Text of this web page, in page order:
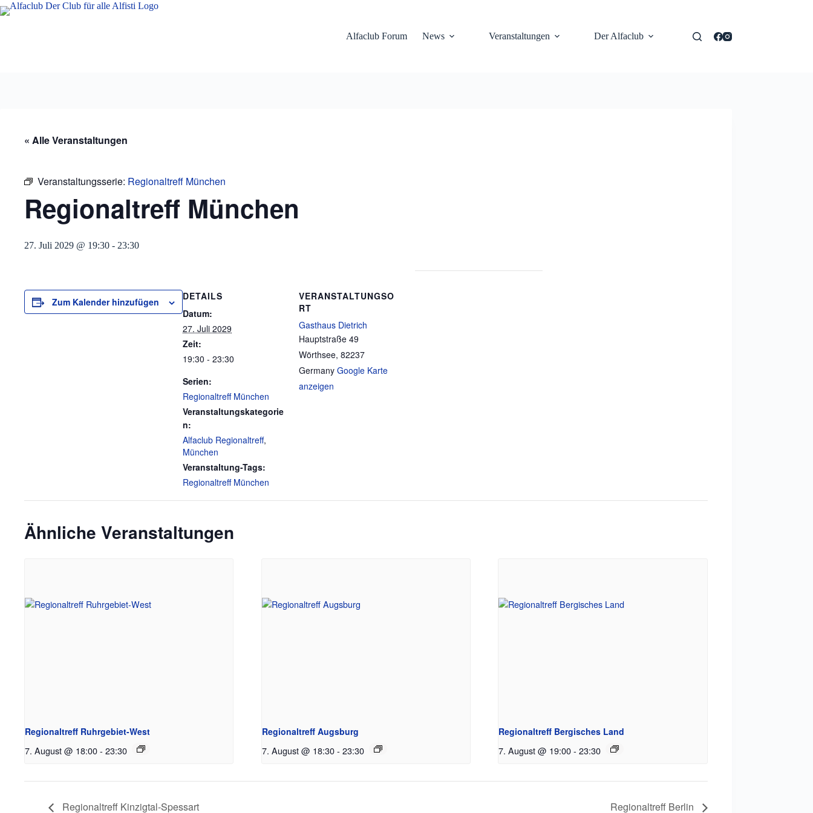
Zum
Inhalt
Alfaclub Forum
News Veranstaltungen Der Alfaclub
« Alle Veranstaltungen
Veranstaltungsserie: Regionaltreff München
Regionaltreff München
27. Juli 2029 @ 19:30 - 23:30
Zum Kalender hinzufügen
DETAILS
Datum:
27. Juli 2029
Zeit:
19:30 - 23:30
Serien:
Regionaltreff München
Veranstaltungskategorie
n:
Alfaclub Regionaltreff,
München
Veranstaltung-Tags:
Regionaltreff München
VERANSTALTUNGSO
RT
Gasthaus Dietrich
Hauptstraße 49
Wörthsee, 82237
Germany Google Karte
anzeigen
Ähnliche Veranstaltungen
Regionaltreff Ruhrgebiet-West
7. August @ 18:00- 23:30
Regionaltreff Augsburg
7. August @ 18:30 - 23:30
Regionaltreff Bergisches Land
7. August @ 19:00- 23:30
Regionaltreff Kinzigtal-Spessart Regionaltreff Berlin